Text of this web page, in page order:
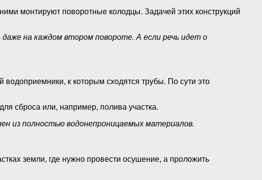
монтируют поворотные колодцы. Задачей этих конструкций
на каждом втором повороте. А если речь идет о
к которым сходятся трубы. По сути это
сброса или, например, полива участка.
из полностью водонепроницаемых материалов.
земли, где нужно провести осушение, а проложить